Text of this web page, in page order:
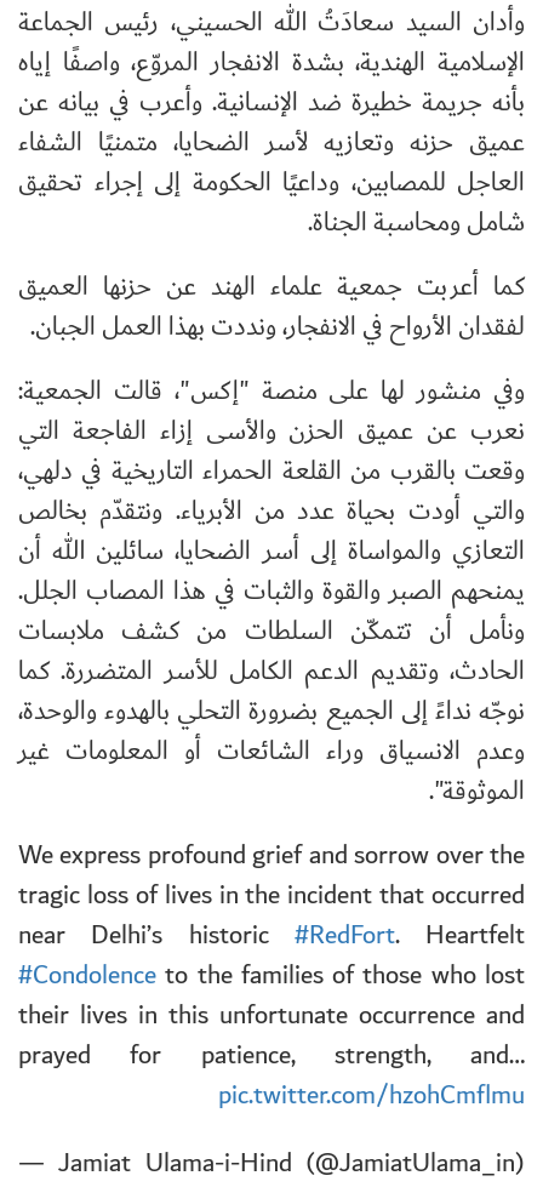
وأدان السيد سعادَتُ الله الحسيني، رئيس الجماعة
الإسلامية الهندية، بشدة الانفجار المروّع، واصفًا إياه
بأنه جريمة خطيرة ضد الإنسانية. وأعرب في بيانه عن
عميق حزنه وتعازيه لأسر الضحايا، متمنيًا الشفاء
العاجل للمصابين، وداعيًا الحكومة إلى إجراء تحقيق
شامل ومحاسبة الجناة.
كما أعربت جمعية علماء الهند عن حزنها العميق
لفقدان الأرواح في الانفجار، ونددت بهذا العمل الجبان.
وفي منشور لها على منصة "إكس"، قالت الجمعية:
نعرب عن عميق الحزن والأسى إزاء الفاجعة التي
وقعت بالقرب من القلعة الحمراء التاريخية في دلهي،
والتي أودت بحياة عدد من الأبرياء. ونتقدّم بخالص
التعازي والمواساة إلى أسر الضحايا، سائلين الله أن
يمنحهم الصبر والقوة والثبات في هذا المصاب الجلل.
ونأمل أن تتمكّن السلطات من كشف ملابسات
الحادث، وتقديم الدعم الكامل للأسر المتضررة. كما
نوجّه نداءً إلى الجميع بضرورة التحلي بالهدوء والوحدة،
وعدم الانسياق وراء الشائعات أو المعلومات غير
الموثوقة".
We express profound grief and sorrow over the
tragic loss of lives in the incident that occurred
near Delhi’s historic #RedFort. Heartfelt
#Condolence to the families of those who lost
their lives in this unfortunate occurrence and
prayed for patience, strength, and…
pic.twitter.com/hzohCmflmu
— Jamiat Ulama-i-Hind (@JamiatUlama_in)